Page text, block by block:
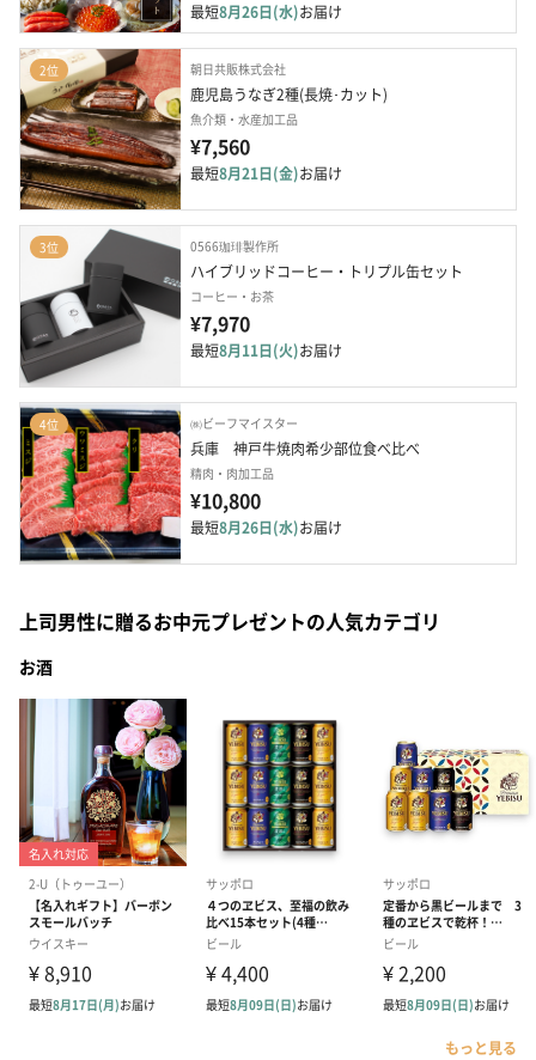
最短8月26日(水)お届け
2位 朝日共販株式会社
鹿児島うなぎ2種(長焼･カット)
魚介類・水産加工品
¥7,560
最短8月21日(金)お届け
3位 0566珈琲製作所
ハイブリッドコーヒー・トリプル缶セット
コーヒー・お茶
¥7,970
最短8月11日(火)お届け
4位 ㈱ビーフマイスター
兵庫　神戸牛焼肉希少部位食べ比べ
精肉・肉加工品
¥10,800
最短8月26日(水)お届け
上司男性に贈るお中元プレゼントの人気カテゴリ
お酒
もっと見る